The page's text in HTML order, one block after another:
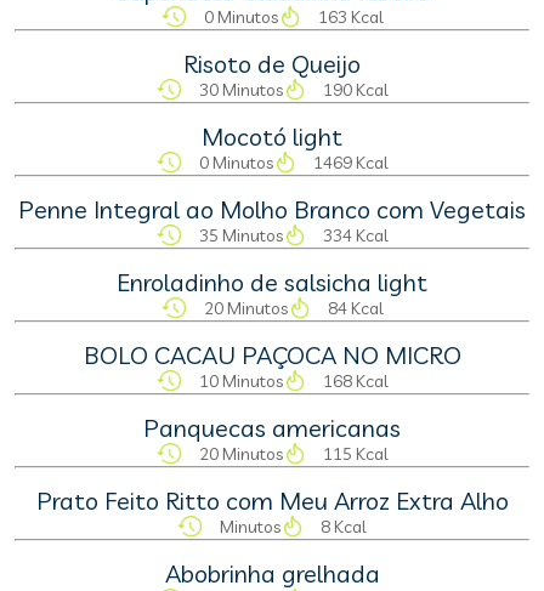
0 Minutos 163 Kcal
Risoto de Queijo
30 Minutos 190 Kcal
Mocotó light
0 Minutos 1469 Kcal
Penne Integral ao Molho Branco com Vegetais
35 Minutos 334 Kcal
Enroladinho de salsicha light
20 Minutos 84 Kcal
BOLO CACAU PAÇOCA NO MICRO
10 Minutos 168 Kcal
Panquecas americanas
20 Minutos 115 Kcal
Prato Feito Ritto com Meu Arroz Extra Alho
Minutos 8 Kcal
Abobrinha grelhada